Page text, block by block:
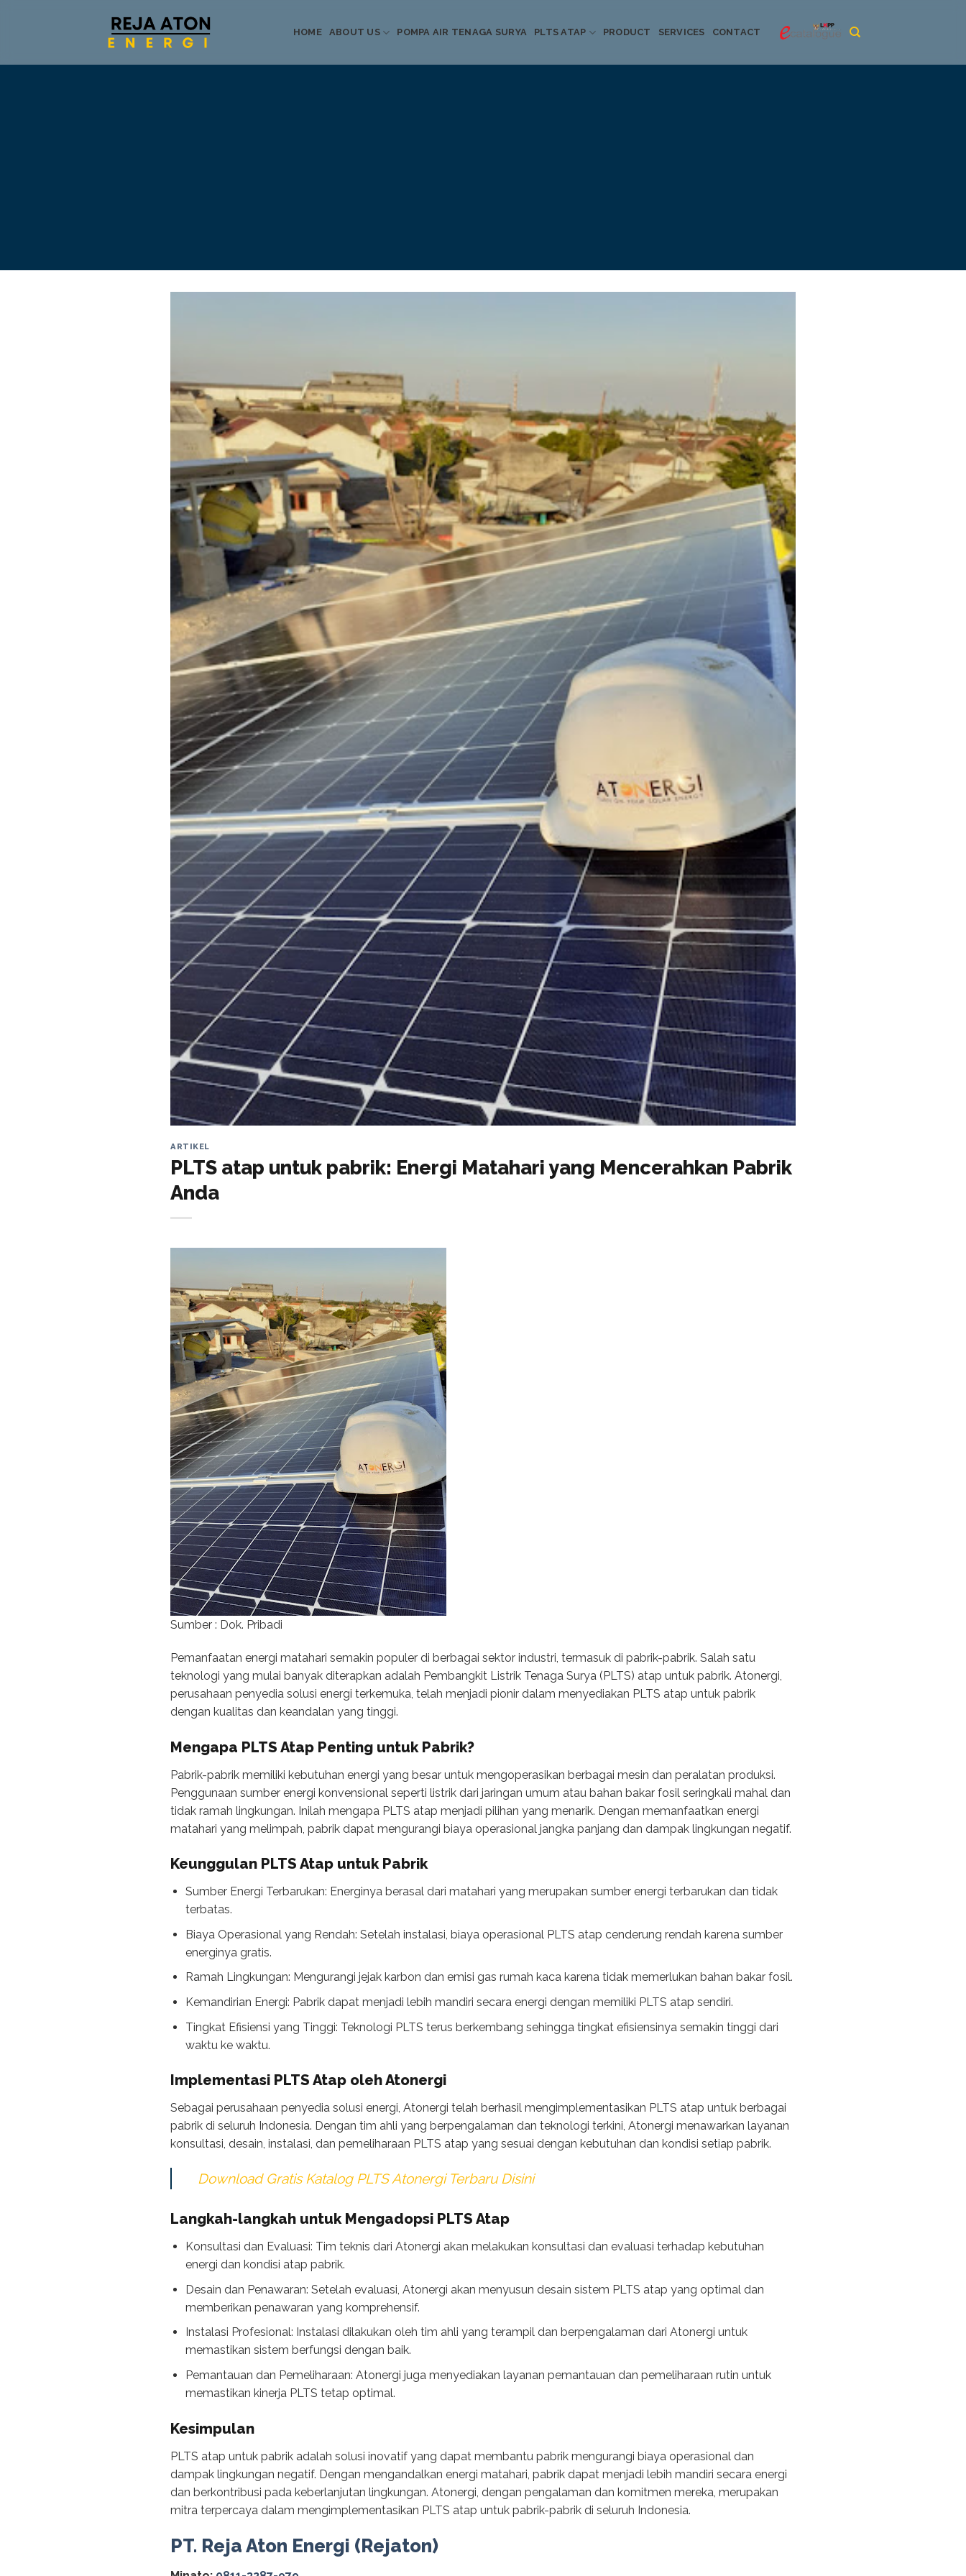
HOME ABOUT US POMPA AIR TENAGA SURYA PLTS ATAP PRODUCT SERVICES CONTACT
Informasi Terkini
ARTIKEL
PLTS atap untuk pabrik: Energi Matahari yang Mencerahkan Pabrik
Anda
Sumber : Dok. Pribadi
Pemanfaatan energi matahari semakin populer di berbagai sektor industri, termasuk di pabrik-pabrik. Salah satu
teknologi yang mulai banyak diterapkan adalah Pembangkit Listrik Tenaga Surya (PLTS) atap untuk pabrik. Atonergi,
perusahaan penyedia solusi energi terkemuka, telah menjadi pionir dalam menyediakan PLTS atap untuk pabrik
dengan kualitas dan keandalan yang tinggi.
Mengapa PLTS Atap Penting untuk Pabrik?
Pabrik-pabrik memiliki kebutuhan energi yang besar untuk mengoperasikan berbagai mesin dan peralatan produksi.
Penggunaan sumber energi konvensional seperti listrik dari jaringan umum atau bahan bakar fosil seringkali mahal dan
tidak ramah lingkungan. Inilah mengapa PLTS atap menjadi pilihan yang menarik. Dengan memanfaatkan energi
matahari yang melimpah, pabrik dapat mengurangi biaya operasional jangka panjang dan dampak lingkungan negatif.
Keunggulan PLTS Atap untuk Pabrik
Sumber Energi Terbarukan: Energinya berasal dari matahari yang merupakan sumber energi terbarukan dan tidak
terbatas.
Biaya Operasional yang Rendah: Setelah instalasi, biaya operasional PLTS atap cenderung rendah karena sumber
energinya gratis.
Ramah Lingkungan: Mengurangi jejak karbon dan emisi gas rumah kaca karena tidak memerlukan bahan bakar fosil.
Kemandirian Energi: Pabrik dapat menjadi lebih mandiri secara energi dengan memiliki PLTS atap sendiri.
Tingkat Efisiensi yang Tinggi: Teknologi PLTS terus berkembang sehingga tingkat efisiensinya semakin tinggi dari
waktu ke waktu.
Implementasi PLTS Atap oleh Atonergi
Sebagai perusahaan penyedia solusi energi, Atonergi telah berhasil mengimplementasikan PLTS atap untuk berbagai
pabrik di seluruh Indonesia. Dengan tim ahli yang berpengalaman dan teknologi terkini, Atonergi menawarkan layanan
konsultasi, desain, instalasi, dan pemeliharaan PLTS atap yang sesuai dengan kebutuhan dan kondisi setiap pabrik.
Download Gratis Katalog PLTS Atonergi Terbaru Disini
Langkah-langkah untuk Mengadopsi PLTS Atap
Konsultasi dan Evaluasi: Tim teknis dari Atonergi akan melakukan konsultasi dan evaluasi terhadap kebutuhan
energi dan kondisi atap pabrik.
Desain dan Penawaran: Setelah evaluasi, Atonergi akan menyusun desain sistem PLTS atap yang optimal dan
memberikan penawaran yang komprehensif.
Instalasi Profesional: Instalasi dilakukan oleh tim ahli yang terampil dan berpengalaman dari Atonergi untuk
memastikan sistem berfungsi dengan baik.
Pemantauan dan Pemeliharaan: Atonergi juga menyediakan layanan pemantauan dan pemeliharaan rutin untuk
memastikan kinerja PLTS tetap optimal.
Kesimpulan
PLTS atap untuk pabrik adalah solusi inovatif yang dapat membantu pabrik mengurangi biaya operasional dan
dampak lingkungan negatif. Dengan mengandalkan energi matahari, pabrik dapat menjadi lebih mandiri secara energi
dan berkontribusi pada keberlanjutan lingkungan. Atonergi, dengan pengalaman dan komitmen mereka, merupakan
mitra terpercaya dalam mengimplementasikan PLTS atap untuk pabrik-pabrik di seluruh Indonesia.
PT. Reja Aton Energi (Rejaton)